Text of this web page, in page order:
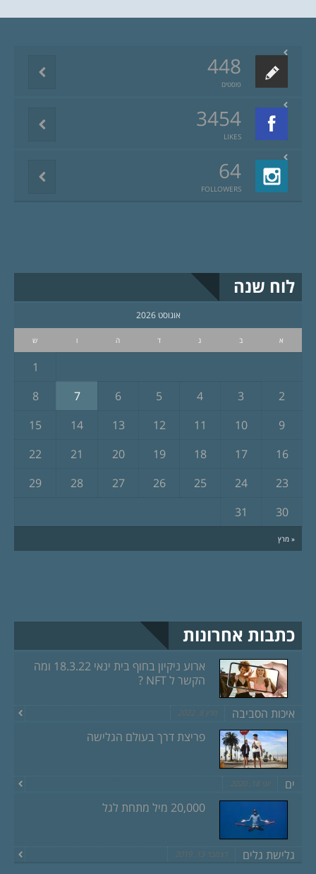
448
פוסטים
3454
LIKES
64
FOLLOWERS
לוח שנה
אוגוסט 2026
א ב ג ד ה ו ש
« מרץ
1
2
3
4
5
6
7
8
9
10
11
12
13
14
15
16
17
18
19
20
21
22
23
24
25
26
27
28
29
30
31
כתבות אחרונות
ארוע ניקיון בחוף בית ינאי 18.3.22 ומה
הקשר ל NFT ?
איכות הסביבה מרץ 8, 2022
פריצת דרך בעולם הגלישה
ים יוני 18, 2020
20,000 מיל מתחת לגל
גלישת גלים דצמבר 13, 2019